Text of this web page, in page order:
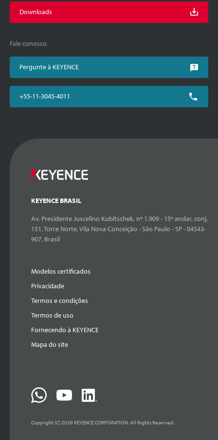
Downloads
Fale conosco
Pergunte à KEYENCE
+55-11-3045-4011
KEYENCE BRASIL
Av. Presidente Juscelino Kubitschek, nº 1.909 - 15º andar, conj.
151, Torre Norte, Vila Nova Conceição - São Paulo - SP - 04543-
907, Brasil
Modelos certificados
Privacidade
Termos e condições
Termos de uso
Fornecendo à KEYENCE
Mapa do site
Copyright (C) 2026 KEYENCE CORPORATION. All Rights Reserved.